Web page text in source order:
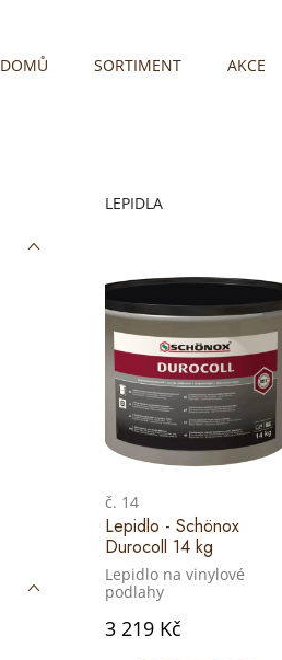
DOMŮ SORTIMENT AKCE
LEPIDLA
č. 14
Lepidlo - Schönox
Durocoll 14 kg
Lepidlo na vinylové
podlahy
3 219 Kč